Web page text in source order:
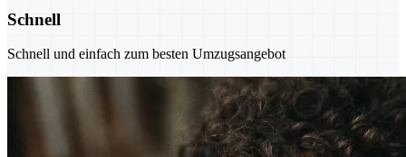
Schnell
Schnell und einfach zum besten Umzugsangebot